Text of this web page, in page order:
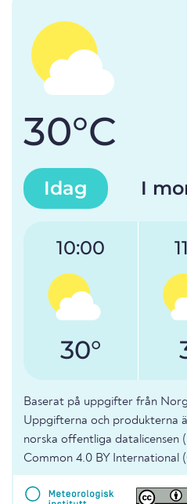
30°C
Idag I
10:00
30°
Baserat på uppgifter från
Uppgifterna och produkterna
norska offentliga datalicensen
Common 4.0 BY International